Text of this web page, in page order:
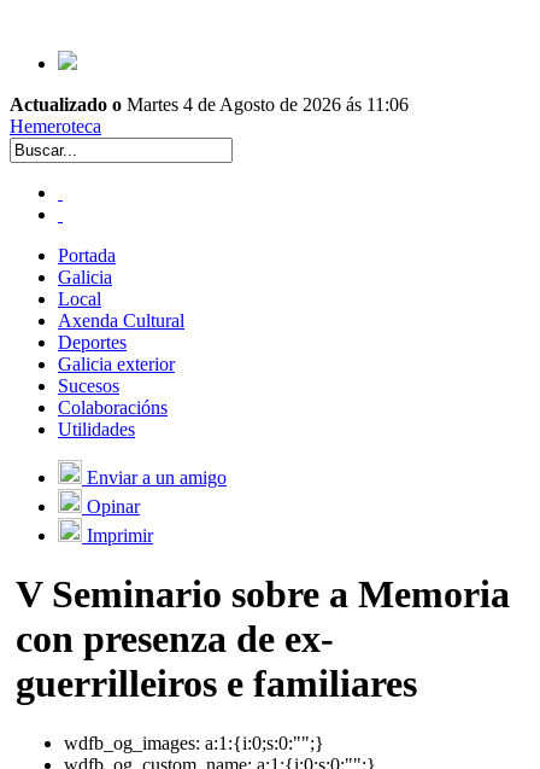
Actualizado o Martes 4 de Agosto de 2026 ás 11:06
Hemeroteca
Portada
Galicia
Local
Axenda Cultural
Deportes
Galicia exterior
Sucesos
Colaboracións
Utilidades
Enviar a un amigo
Opinar
Imprimir
V Seminario sobre a Memoria
con presenza de ex-
guerrilleiros e familiares
wdfb_og_images: a:1:{i:0;s:0:"";}
wdfb_og_custom_name: a:1:{i:0;s:0:"";}